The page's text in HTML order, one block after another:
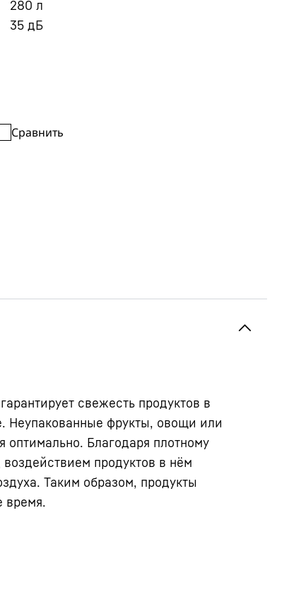
280 л
35 дБ
Сравнить
свежесть продуктов в
Неупакованные фрукты, овощи или
оптимально. Благодаря плотному
продуктов в нём
Таким образом, продукты
время.